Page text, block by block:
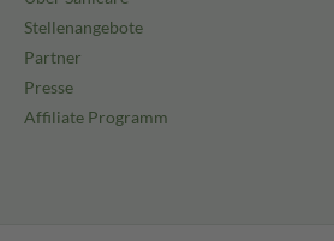
Stellenangebote
Partner
Presse
Affiliate Programm